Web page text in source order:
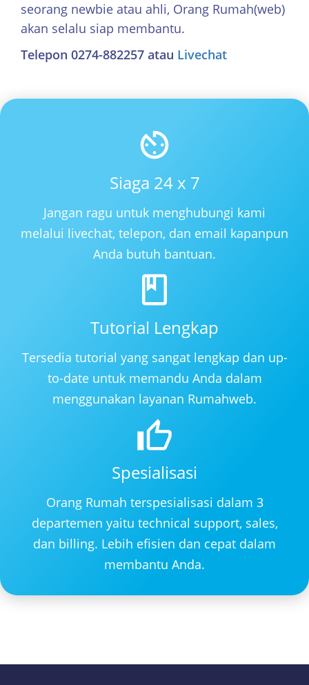
seorang newbie atau ahli, Orang Rumah(web)
akan selalu siap membantu.
Telepon 0274-882257 atau Livechat
Siaga 24 x 7
Jangan ragu untuk menghubungi kami
melalui livechat, telepon, dan email kapanpun
Anda butuh bantuan.
Tutorial Lengkap
Tersedia tutorial yang sangat lengkap dan up-
to-date untuk memandu Anda dalam
menggunakan layanan Rumahweb.
Spesialisasi
Orang Rumah terspesialisasi dalam 3
departemen yaitu technical support, sales,
dan billing. Lebih efisien dan cepat dalam
membantu Anda.